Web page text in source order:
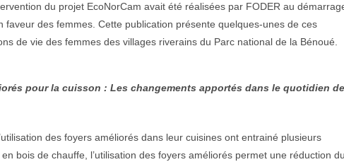
du projet EcoNorCam avait été réalisées par FODER au
des femmes. Cette publication présente quelques-unes de ces
de vie des femmes des villages riverains du Parc national de la Bénoué.
pour la cuisson : Les changements apportés dans le quotidien
des foyers améliorés dans leur cuisines ont entrainé plusieurs
bois de chauffe, l’utilisation des foyers améliorés permet une réduction du